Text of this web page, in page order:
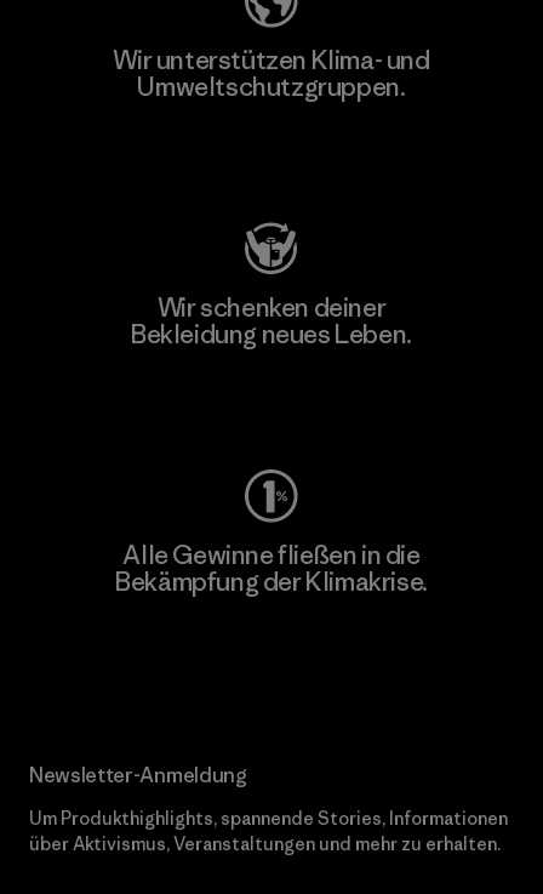
Wir unterstützen Klima- und
Umweltschutzgruppen.
Wir schenken deiner
Bekleidung neues Leben.
Alle Gewinne fließen in die
Bekämpfung der Klimakrise.
Newsletter-Anmeldung
Um Produkthighlights, spannende Stories, Informationen
über Aktivismus, Veranstaltungen und mehr zu erhalten.